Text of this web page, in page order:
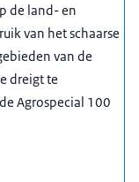
de land- en
van het schaarse
van de
dreigt te
Agrospecial 100